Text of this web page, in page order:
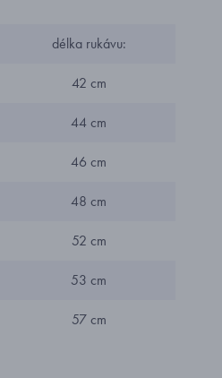
délka rukávu:
42 cm
44 cm
46 cm
48 cm
52 cm
53 cm
57 cm